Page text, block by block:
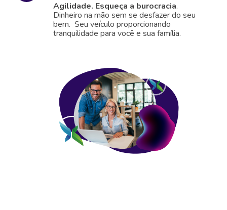
Agilidade. Esqueça a burocracia.
Dinheiro na mão sem se desfazer do seu
bem. Seu veículo proporcionando
tranquilidade para você e sua família.